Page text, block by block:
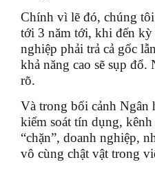
Chính vì lẽ đó, chúng
tới 3 năm tới, khi đến kỳ
nghiệp phải trả cả gốc
khả năng cao sẽ sụp
rõ.
Và trong bối cảnh Ngân
kiểm soát tín dụng,
“chặn”, doanh nghiệp,
vô cùng chật vật trong